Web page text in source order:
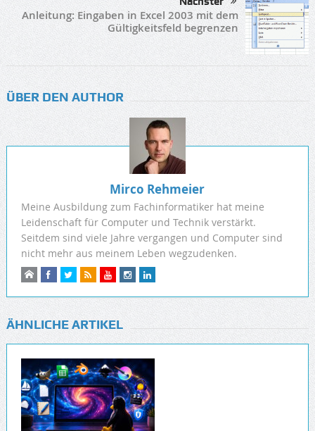
Anleitung: Eingaben in Excel 2003 mit dem
Gültigkeitsfeld begrenzen
ÜBER DEN AUTHOR
Mirco Rehmeier
Meine Ausbildung zum Fachinformatiker hat meine
Leidenschaft für Computer und Technik verstärkt.
Seitdem sind viele Jahre vergangen und Computer sind
nicht mehr aus meinem Leben wegzudenken.
ÄHNLICHE ARTIKEL